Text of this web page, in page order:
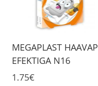
MEGAPLAST
EFEKTIGA N16
1.75€